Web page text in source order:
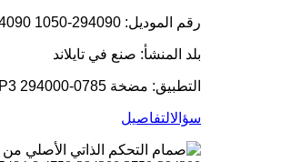
رقم الموديل: 294090-1050 294090-0290
بلد المنشأ: صنع في تايلاند
التطبيق: مضخة HP3 294000-0785
سؤالالتفاصيل